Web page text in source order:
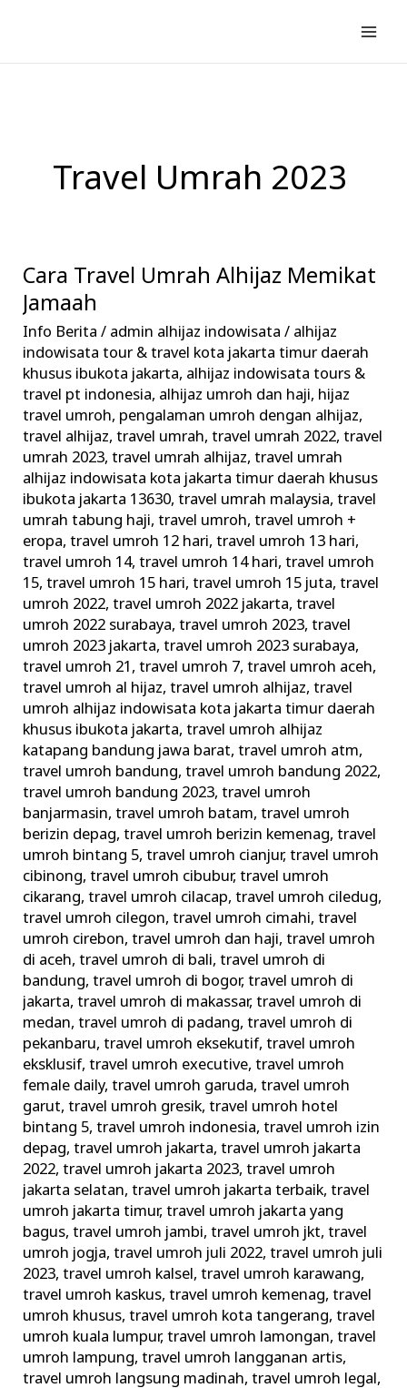
konten
Travel Umrah 2023
Cara Travel Umrah Alhijaz Memikat
Jamaah
Info Berita / admin alhijaz indowisata/ alhijaz
indowisata tour & travel kota jakarta timur daerah
khusus ibukota jakarta, alhijaz indowisata tours &
travel pt indonesia, alhijaz umroh dan haji, hijaz
travel umroh, pengalaman umroh dengan alhijaz,
travel alhijaz,travel umrah,travel umrah 2022,travel
umrah 2023,travel umrah alhijaz,travel umrah
alhijaz indowisata kota jakarta timur daerah khusus
ibukota jakarta 13630,travel umrah malaysia,travel
umrah tabung haji,travel umroh,travel umroh +
eropa,travel umroh 12 hari,travel umroh 13 hari,
travel umroh 14,travel umroh 14 hari,travel umroh
15,travel umroh 15 hari,travel umroh 15 juta,travel
umroh 2022,travel umroh 2022 jakarta,travel
umroh 2022 surabaya,travel umroh 2023,travel
umroh 2023 jakarta,travel umroh 2023 surabaya,
travel umroh 21,travel umroh 7,travel umroh aceh,
travel umroh al hijaz,travel umroh alhijaz,travel
umroh alhijaz indowisata kota jakarta timur daerah
khusus ibukota jakarta,travel umroh alhijaz
katapang bandung jawa barat,travel umroh atm,
travel umroh bandung,travel umroh bandung 2022,
travel umroh bandung 2023,travel umroh
banjarmasin,travel umroh batam,travel umroh
berizin depag,travel umroh berizin kemenag,travel
umroh bintang 5,travel umroh cianjur,travel umroh
cibinong,travel umroh cibubur,travel umroh
cikarang,travel umroh cilacap,travel umroh ciledug,
travel umroh cilegon,travel umroh cimahi,travel
umroh cirebon,travel umroh dan haji,travel umroh
di aceh,travel umroh di bali,travel umroh di
bandung,travel umroh di bogor,travel umroh di
jakarta,travel umroh di makassar,travel umroh di
medan,travel umroh di padang,travel umroh di
pekanbaru,travel umroh eksekutif,travel umroh
eksklusif,travel umroh executive,travel umroh
female daily,travel umroh garuda,travel umroh
garut,travel umroh gresik,travel umroh hotel
bintang 5,travel umroh indonesia,travel umroh izin
depag,travel umroh jakarta,travel umroh jakarta
2022,travel umroh jakarta 2023,travel umroh
jakarta selatan,travel umroh jakarta terbaik,travel
umroh jakarta timur,travel umroh jakarta yang
bagus,travel umroh jambi,travel umroh jkt,travel
umroh jogja,travel umroh juli 2022,travel umroh juli
2023,travel umroh kalsel,travel umroh karawang,
travel umroh kaskus,travel umroh kemenag,travel
umroh khusus,travel umroh kota tangerang,travel
umroh kuala lumpur,travel umroh lamongan,travel
umroh lampung,travel umroh langganan artis,
travel umroh langsung madinah,travel umroh legal,
Cara
Travel
Umrah
Alhijaz
Memikat
Jamaah